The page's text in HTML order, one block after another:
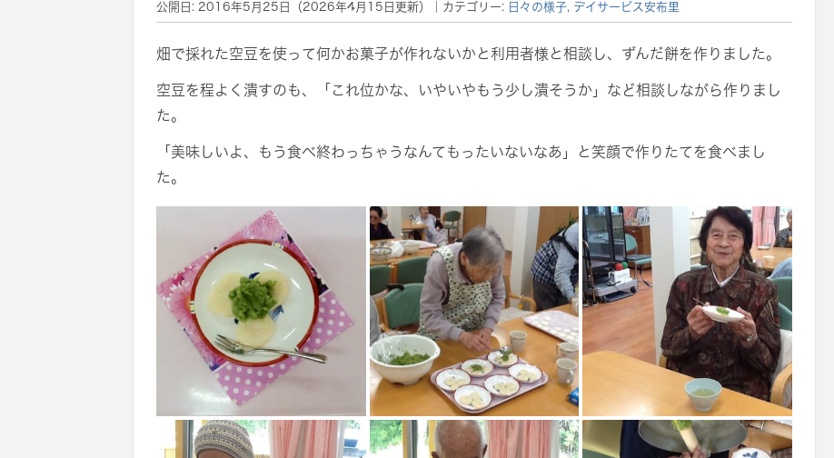
公開日: 2016年5月25日 （2026年4月15日更新） ｜カテゴリー: 日々の様子, デイサービス安布里
畑で採れた空豆を使って何かお菓子が作れないかと利用者様と相談し、ずんだ餅を作りました。
空豆を程よく潰すのも、「これ位かな、いやいやもう少し潰そうか」など相談しながら作りまし
た。
「美味しいよ、もう食べ終わっちゃうなんてもったいないなあ」と笑顔で作りたてを食べまし
た。